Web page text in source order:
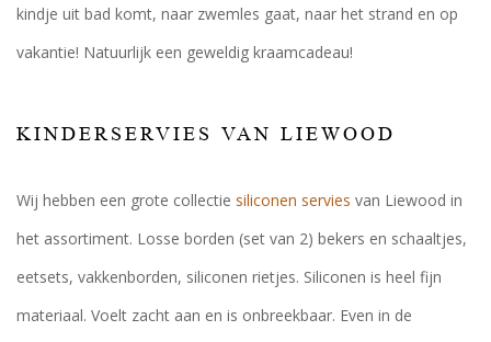
kindje uit bad komt, naar zwemles gaat, naar het strand en op
vakantie! Natuurlijk een geweldig kraamcadeau!
KINDERSERVIES VAN LIEWOOD
Wij hebben een grote collectie siliconen servies van Liewood in
het assortiment. Losse borden (set van 2) bekers en schaaltjes,
eetsets, vakkenborden, siliconen rietjes. Siliconen is heel fijn
materiaal. Voelt zacht aan en is onbreekbaar. Even in de